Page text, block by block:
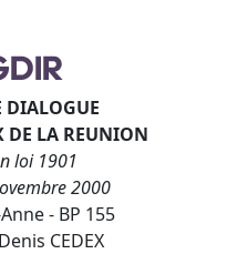
DIALOGUE
DE LA REUNION
loi 1901
2000
- BP 155
CEDEX